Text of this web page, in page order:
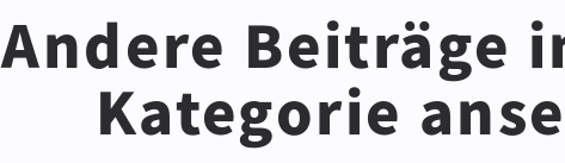
Andere Beiträge
Kategorie